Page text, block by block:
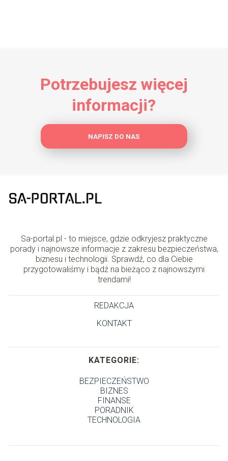
Potrzebujesz więcej
informacji?
NAPISZ DO NAS
Sa-portal.pl - to miejsce, gdzie odkryjesz praktyczne
porady i najnowsze informacje z zakresu bezpieczeństwa,
biznesu i technologii. Sprawdź, co dla Ciebie
przygotowaliśmy i bądź na bieżąco z najnowszymi
trendami!
REDAKCJA
KONTAKT
KATEGORIE:
BEZPIECZEŃSTWO
BIZNES
FINANSE
PORADNIK
TECHNOLOGIA